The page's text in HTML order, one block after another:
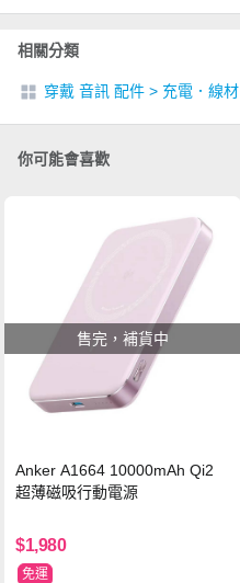
相關分類
穿戴 音訊 配件 > 充電．線材
你可能會喜歡
售完，補貨中
Anker A1664 10000mAh Qi2
超薄磁吸行動電源
$1,980
免運